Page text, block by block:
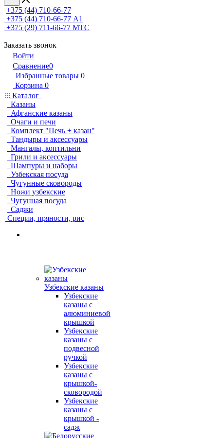
+375 (44) 710-66-77
+375 (44) 710-66-77 А1
+375 (29) 711-66-77 МТС
Заказать звонок
Войти
Сравнение0
Избранные товары 0
Корзина 0
Каталог
Казаны
Афганские казаны
Очаги и печи
Комплект "Печь + казан"
Тандыры и аксессуары
Мангалы, коптильни
Грили и аксессуары
Шампуры и наборы
Узбекская посуда
Чугунные сковороды
Ножи узбекские
Чугунная посуда
Саджи
Специи, пряности, рис
Узбекские казаны
Узбекские
казаны с
алюминиевой
крышкой
Узбекские
казаны с
подвесной
ручкой
Узбекские
казаны с
крышкой-
сковородой
Узбекские
казаны с
крышкой -
садж